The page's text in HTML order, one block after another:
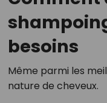
besoins
Même parmi les
nature de cheveux.